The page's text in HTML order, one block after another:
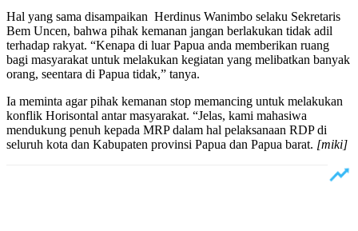
Hal yang sama disampaikan Herdinus Wanimbo selaku Sekretaris
Bem Uncen, bahwa pihak kemanan jangan berlakukan tidak adil
terhadap rakyat. “Kenapa di luar Papua anda memberikan ruang
bagi masyarakat untuk melakukan kegiatan yang melibatkan banyak
orang, seentara di Papua tidak,” tanya.
Ia meminta agar pihak kemanan stop memancing untuk melakukan
konflik Horisontal antar masyarakat. “Jelas, kami mahasiwa
mendukung penuh kepada MRP dalam hal pelaksanaan RDP di
seluruh kota dan Kabupaten provinsi Papua dan Papua barat. [miki]